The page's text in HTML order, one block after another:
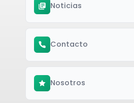
Noticias
Contacto
Nosotros